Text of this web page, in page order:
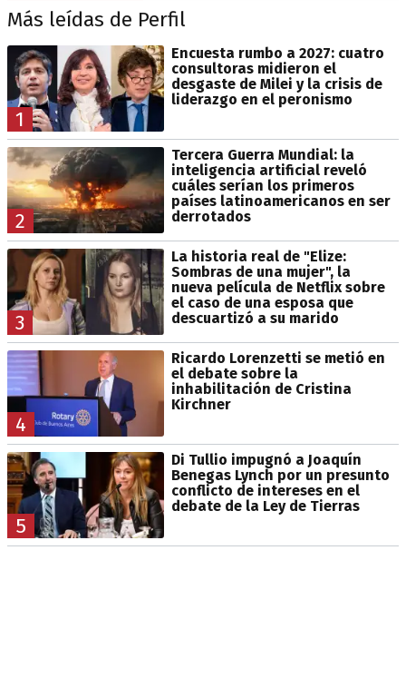
Más leídas de Perfil
1
Encuesta rumbo a 2027: cuatro
consultoras midieron el
desgaste de Milei y la crisis de
liderazgo en el peronismo
2
Tercera Guerra Mundial: la
inteligencia artificial reveló
cuáles serían los primeros
países latinoamericanos en ser
derrotados
3
La historia real de "Elize:
Sombras de una mujer", la
nueva película de Netflix sobre
el caso de una esposa que
descuartizó a su marido
4
Ricardo Lorenzetti se metió en
el debate sobre la
inhabilitación de Cristina
Kirchner
5
Di Tullio impugnó a Joaquín
Benegas Lynch por un presunto
conflicto de intereses en el
debate de la Ley de Tierras